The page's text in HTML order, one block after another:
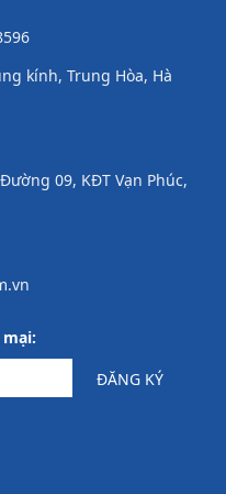
kính, Trung Hòa, Hà
09, KĐT Vạn Phúc,
ĐĂNG KÝ